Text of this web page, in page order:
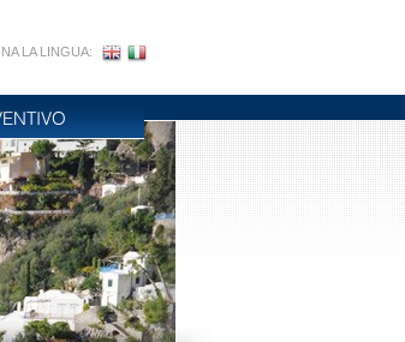
LA LINGUA: